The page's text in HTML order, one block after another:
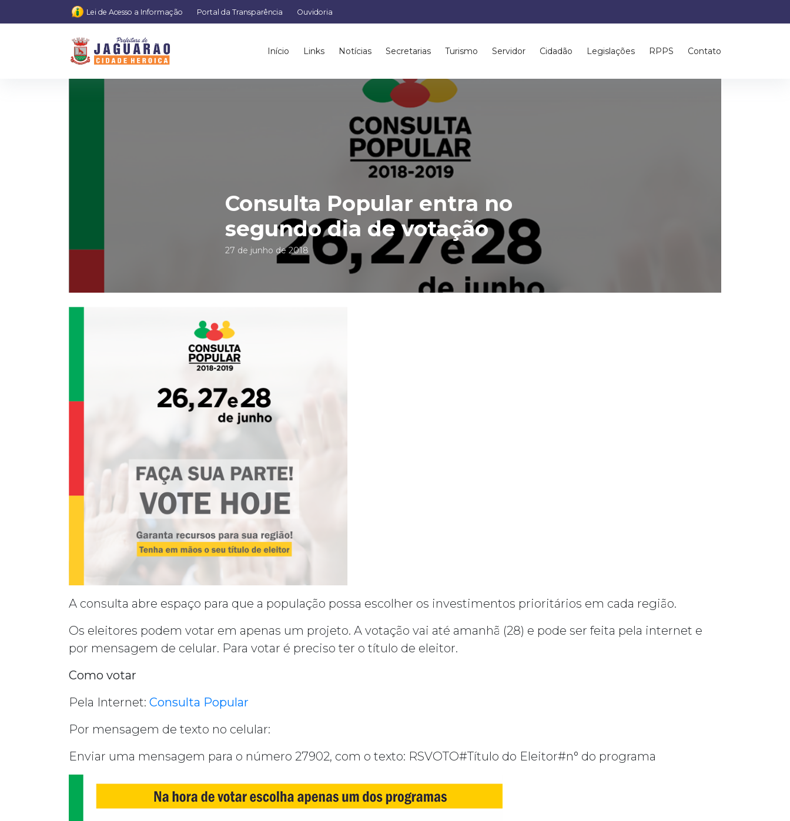
Lei de Acesso a Informação Portal da Transparência Ouvidoria
Início Links Notícias Secretarias Turismo Servidor Cidadão Legislações RPPS Contato
Consulta Popular entra no
segundo dia de votação
27 de junho de 2018
A consulta abre espaço para que a população possa escolher os investimentos prioritários em cada região.
Os eleitores podem votar em apenas um projeto. A votação vai até amanhã (28) e pode ser feita pela internet e
por mensagem de celular. Para votar é preciso ter o título de eleitor.
Como votar
Pela Internet: Consulta Popular
Por mensagem de texto no celular:
Enviar uma mensagem para o número 27902, com o texto: RSVOTO#Título do Eleitor#n° do programa